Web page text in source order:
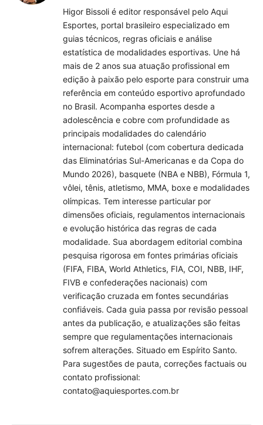
Higor Bissoli é editor responsável pelo Aqui
Esportes, portal brasileiro especializado em
guias técnicos, regras oficiais e análise
estatística de modalidades esportivas. Une há
mais de 2 anos sua atuação profissional em
edição à paixão pelo esporte para construir uma
referência em conteúdo esportivo aprofundado
no Brasil. Acompanha esportes desde a
adolescência e cobre com profundidade as
principais modalidades do calendário
internacional: futebol (com cobertura dedicada
das Eliminatórias Sul-Americanas e da Copa do
Mundo 2026), basquete (NBA e NBB), Fórmula 1,
vôlei, tênis, atletismo, MMA, boxe e modalidades
olímpicas. Tem interesse particular por
dimensões oficiais, regulamentos internacionais
e evolução histórica das regras de cada
modalidade. Sua abordagem editorial combina
pesquisa rigorosa em fontes primárias oficiais
(FIFA, FIBA, World Athletics, FIA, COI, NBB, IHF,
FIVB e confederações nacionais) com
verificação cruzada em fontes secundárias
confiáveis. Cada guia passa por revisão pessoal
antes da publicação, e atualizações são feitas
sempre que regulamentações internacionais
sofrem alterações. Situado em Espírito Santo.
Para sugestões de pauta, correções factuais ou
contato profissional:
contato@aquiesportes.com.br